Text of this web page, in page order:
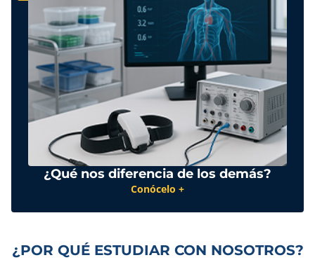
¿Qué nos diferencia de los demás?
Conócelo +
¿POR QUÉ ESTUDIAR CON NOSOTROS?